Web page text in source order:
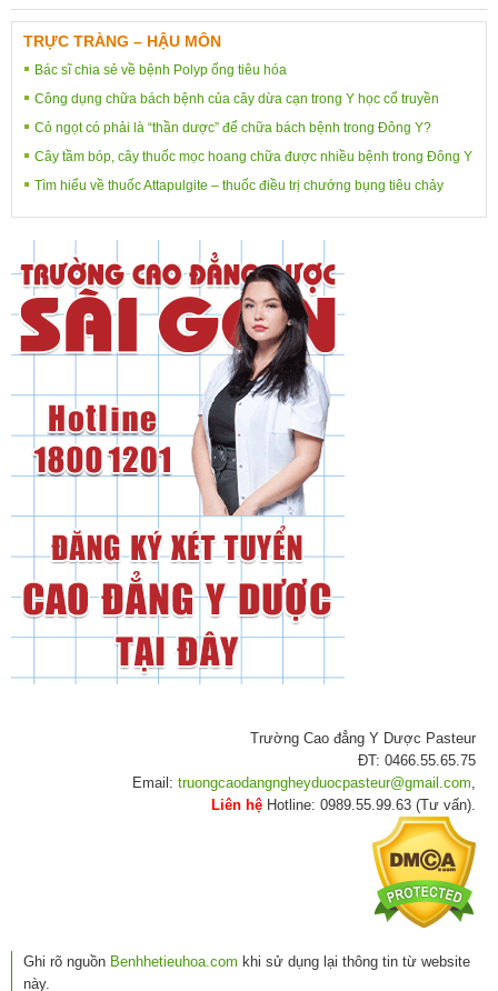
TRỰC TRÀNG – HẬU MÔN
Bác sĩ chia sẻ về bệnh Polyp ống tiêu hóa
Công dụng chữa bách bệnh của cây dừa cạn trong Y học cổ truyền
Cỏ ngọt có phải là “thần dược” để chữa bách bệnh trong Đông Y?
Cây tầm bóp, cây thuốc mọc hoang chữa được nhiều bệnh trong Đông Y
Tìm hiểu về thuốc Attapulgite – thuốc điều trị chướng bụng tiêu chảy
Trường Cao đẳng Y Dược Pasteur
ĐT: 0466.55.65.75
Email: truongcaodangngheyduocpasteur@gmail.com
Liên hệ Hotline: 0989.55.99.63 (Tư vấn).
Ghi rõ nguồn Benhhetieuhoa.com khi sử dụng lại thông tin từ website
này.